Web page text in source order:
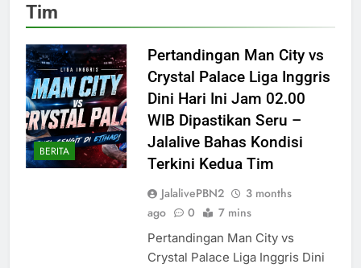
Tim
BERITA
Pertandingan Man City vs
Crystal Palace Liga Inggris
Dini Hari Ini Jam 02.00
WIB Dipastikan Seru –
Jalalive Bahas Kondisi
Terkini Kedua Tim
JalalivePBN2
3 months
ago
0 7 mins
Pertandingan Man City vs
Crystal Palace Liga Inggris Dini